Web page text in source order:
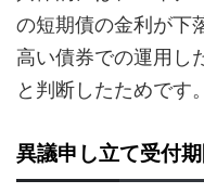
の短期債の金利が下
高い債券での運用し
と判断したためです。
異議申し立て受付